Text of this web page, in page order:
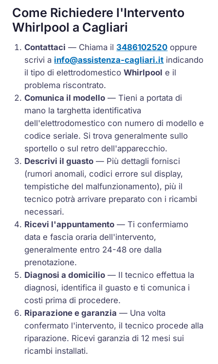
Come Richiedere l'Intervento
Whirlpool a Cagliari
Contattaci — Chiama il 3486102520 oppure
scrivi a info@assistenza-cagliari.it indicando
il tipo di elettrodomesticoWhirlpool e il
problema riscontrato.
Comunica il modello — Tieni a portata di
mano la targhetta identificativa
dell'elettrodomestico con numero di modello e
codice seriale. Si trova generalmente sullo
sportello o sul retro dell'apparecchio.
Descrivi il guasto — Più dettagli fornisci
(rumori anomali, codici errore sul display,
tempistiche del malfunzionamento), più il
tecnico potrà arrivare preparato con i ricambi
necessari.
Ricevi l'appuntamento — Ti confermiamo
data e fascia oraria dell'intervento,
generalmente entro 24-48 ore dalla
prenotazione.
Diagnosi a domicilio — Il tecnico effettua la
diagnosi, identifica il guasto e ti comunica i
costi prima di procedere.
Riparazione e garanzia — Una volta
confermato l'intervento, il tecnico procede alla
riparazione. Ricevi garanzia di 12 mesi sui
ricambi installati.